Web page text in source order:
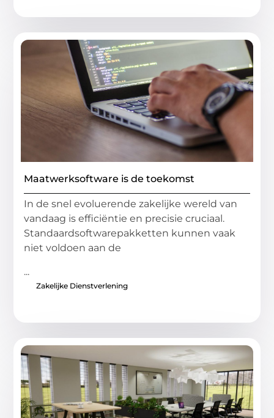
Maatwerksoftware is de toekomst
In de snel evoluerende zakelijke wereld van
vandaag is efficiëntie en precisie cruciaal.
Standaardsoftwarepakketten kunnen vaak
niet voldoen aan de
...
Zakelijke Dienstverlening